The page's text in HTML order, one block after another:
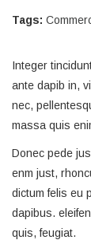
Tags:
Integer
ante dapib in,
nec,
massa quis
Donec pede
enm just,
dictum felis eu
dapibus.
quis, feugiat.